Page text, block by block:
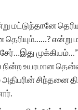
மட்டுந்தானே
என்று
உயரமான
சிந்தனை